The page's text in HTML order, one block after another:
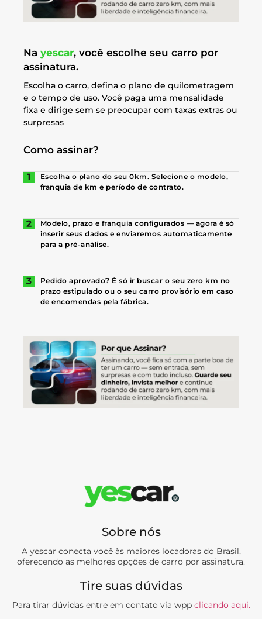
Na yescar, você escolhe seu carro por
assinatura.
Escolha o carro, defina o plano de quilometragem
e o tempo de uso. Você paga uma mensalidade
fixa e dirige sem se preocupar com taxas extras ou
surpresas
Como assinar?
Escolha o plano do seu 0km. Selecione o modelo,
franquia de km e período de contrato.
Modelo, prazo e franquia configurados — agora é só
inserir seus dados e enviaremos automaticamente
para a pré-análise.
Pedido aprovado? É só ir buscar o seu zero km no
prazo estipulado ou o seu carro provisório em caso
de encomendas pela fábrica.
Sobre nós
A yescar conecta você às maiores locadoras do Brasil,
oferecendo as melhores opções de carro por assinatura.
Tire suas dúvidas
Para tirar dúvidas entre em contato via wpp clicando aqui.